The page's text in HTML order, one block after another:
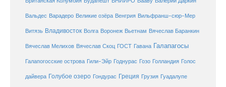
Вальдес Варадеро Великие озёра Венгрия Вильфранш-сюр-Мер
Витязь Владивосток Волга Воронеж Вьетнам Вячеслав Баранкин
Вячеслав Мелихов Вячеслав Скоц ГОСТ Гавана Галапагосы
Галапогосские острова Гили-Эйр Годнурас Гозо Голландия Голос
дайвера Голубое озеро Гондурас Греция Грузия Гуадалупе